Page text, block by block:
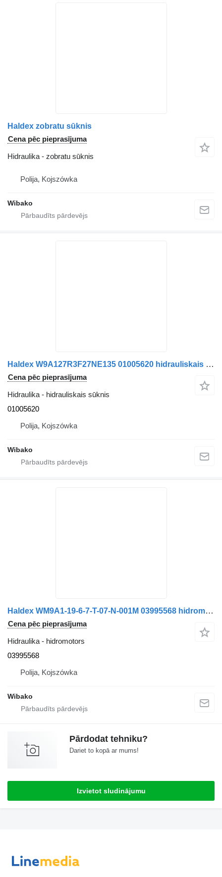
Haldex zobratu sūknis
Cena pēc pieprasījuma
Hidraulika - zobratu sūknis
Polija, Kojszówka
Wibako
Haldex W9A127R3F27NE135 01005620 hidrauliskais sūknis
Cena pēc pieprasījuma
Hidraulika - hidrauliskais sūknis
01005620
Polija, Kojszówka
Wibako
Haldex WM9A1-19-6-7-T-07-N-001M 03995568 hidromotors
Cena pēc pieprasījuma
Hidraulika - hidromotors
03995568
Polija, Kojszówka
Wibako
Pārdodat tehniku?
Dariet to kopā ar mums!
Izvietot sludinājumu